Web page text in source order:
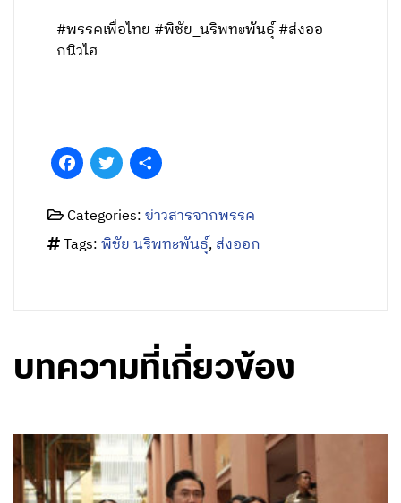
#พรรคเพื่อไทย #พิชัย_นริพทะพันธุ์ #ส่งออ
กนิวไฮ
FacebookTwitter
Categories:ข่าวสารจากพรรค
Tags:พิชัย นริพทะพันธุ์,ส่งออก
บทความที่เกี่ยวข้อง